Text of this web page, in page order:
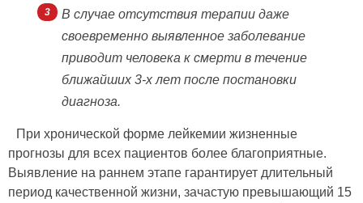
В случае отсутствия терапии даже
своевременно выявленное заболевание
приводит человека к смерти в течение
ближайших 3-х лет после постановки
диагноза.
При хронической форме лейкемии жизненные
прогнозы для всех пациентов более благоприятные.
Выявление на раннем этапе гарантирует длительный
период качественной жизни, зачастую превышающий 15